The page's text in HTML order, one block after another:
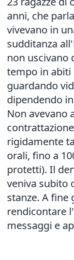
anni, che
vivevano in
sudditanza
non uscivano
tempo in abiti
guardando
dipendendo
Non avevano
rigidamente
orali, fino a
protetti). Il
veniva subito
stanze. A fine
rendicontare
messaggi e